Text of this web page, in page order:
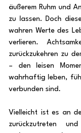
äußerem Ruhm und
zu lassen. Doch
wahren Werte des
verlieren.
zurückzukehren zu
– den leisen
wahrhaftig leben,
verbunden sind.
Vielleicht ist es an
zurückzutreten